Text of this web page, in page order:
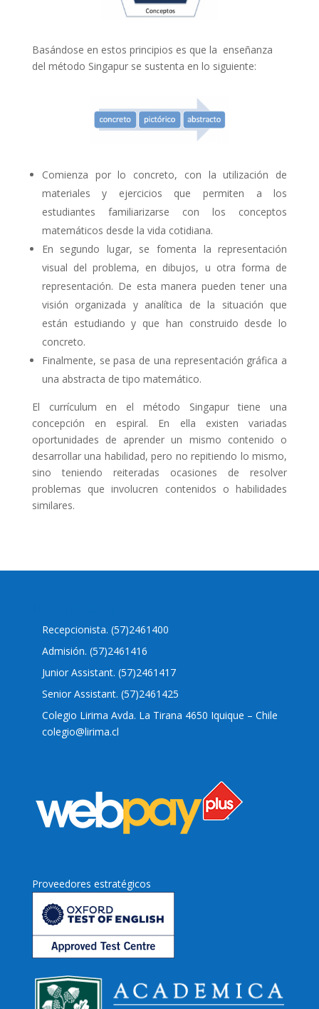
Basándose en estos principios es que la enseñanza
del método Singapur se sustenta en lo siguiente:
Comienza por lo concreto, con la utilización de
materiales y ejercicios que permiten a los
estudiantes familiarizarse con los conceptos
matemáticos desde la vida cotidiana.
En segundo lugar, se fomenta la representación
visual del problema, en dibujos, u otra forma de
representación. De esta manera pueden tener una
visión organizada y analítica de la situación que
están estudiando y que han construido desde lo
concreto.
Finalmente, se pasa de una representación gráfica a
una abstracta de tipo matemático.
El currículum en el método Singapur tiene una
concepción en espiral. En ella existen variadas
oportunidades de aprender un mismo contenido o
desarrollar una habilidad, pero no repitiendo lo mismo,
sino teniendo reiteradas ocasiones de resolver
problemas que involucren contenidos o habilidades
similares.
Recepcionista. (57)2461400
Admisión. (57)2461416
Junior Assistant. (57)2461417
Senior Assistant. (57)2461425
Colegio Lirima Avda. La Tirana 4650 Iquique – Chile
colegio@lirima.cl
Proveedores estratégicos